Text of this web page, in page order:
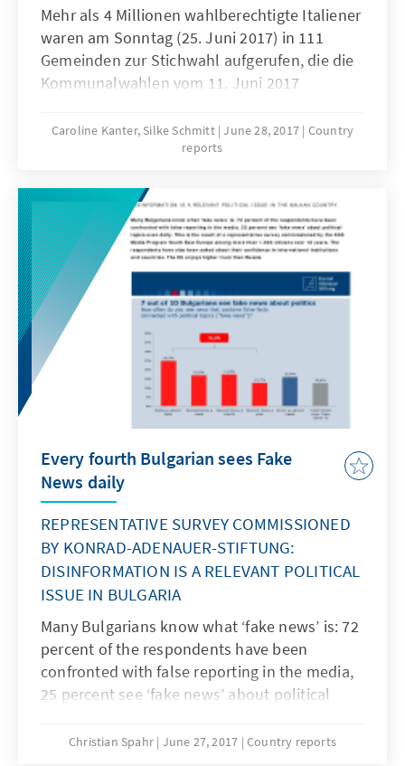
Mehr als 4 Millionen wahlberechtigte Italiener
waren am Sonntag (25. Juni 2017) in 111
Gemeinden zur Stichwahl aufgerufen, die die
Kommunalwahlen vom 11. Juni 2017
waren es 9,2 Millionen Wahlberechtigte).
Gewählt wurde unter anderem in drei
Catanzaro, Genua und Acquila - sowie in 19
Provinzhauptstädten wie Verona, Como oder
Lecce. Das Bündnis zwischen Forza Italia (FI)
und Lega Nord (LN) konnte sich in 16 Städten
(von diesen 22 größeren Städten)
durchsetzen.
Caroline Kanter, Silke Schmitt June 28, 2017 Country
reports
Every fourth Bulgarian sees Fake
News daily
REPRESENTATIVE SURVEY COMMISSIONED
BY KONRAD-ADENAUER-STIFTUNG:
DISINFORMATION IS A RELEVANT POLITICAL
ISSUE IN BULGARIA
Many Bulgarians know what ‘fake news’ is: 72
percent of the respondents have been
confronted with false reporting in the media,
25 percent see ‘fake news’ about political
representative survey commissioned by the
Christian Spahr June 27, 2017 Country reports